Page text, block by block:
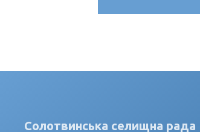
Солотвинська селищна рада